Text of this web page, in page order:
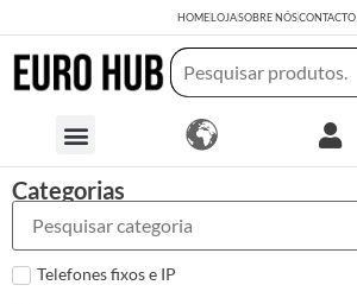
HOMELOJASOBRE NÓSCONTACTO
Categorias
Telefones fixos e IP